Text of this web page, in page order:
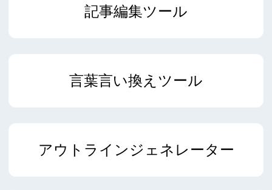
記事編集ツール
言葉言い換えツール
アウトラインジェネレーター